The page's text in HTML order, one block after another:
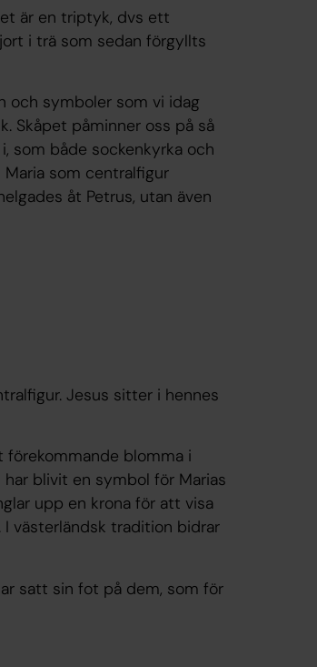
är en triptyk, dvs ett
i trä som sedan förgyllts
och symboler som vi idag
Skåpet påminner oss på så
som både sockenkyrka och
som centralfigur
åt Petrus, utan även
Jesus sitter i hennes
förekommande blomma i
blivit en symbol för Marias
upp en krona för att visa
västerländsk tradition bidrar
satt sin fot på dem, som för